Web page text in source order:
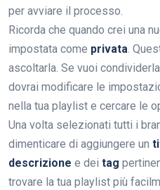
per avviare il processo.
Ricorda che quando crei una
impostata come privata.
ascoltarla. Se vuoi
dovrai modificare le
nella tua playlist e cercare le
Una volta selezionati tutti i
dimenticare di aggiungere un
descrizione e dei tag
trovare la tua playlist più